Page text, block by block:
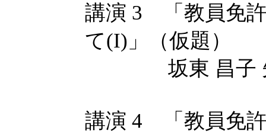
講演 3 「教員免
て(I)」（仮題）
坂東 昌子 先
講演 4 「教員免